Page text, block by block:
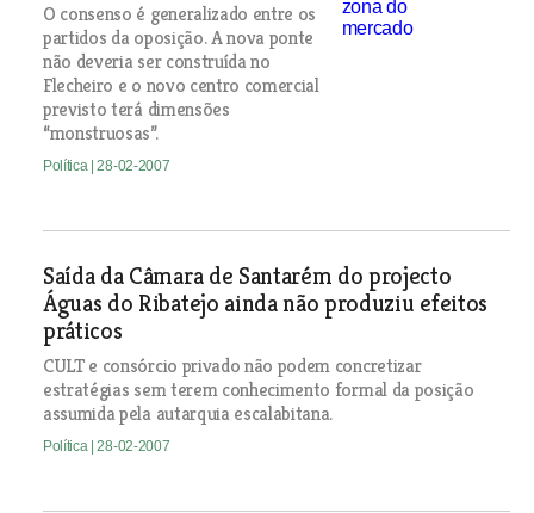
O consenso é generalizado entre os
partidos da oposição. A nova ponte
não deveria ser construída no
Flecheiro e o novo centro comercial
previsto terá dimensões
“monstruosas”.
Política | 28-02-2007
Saída da Câmara de Santarém do projecto
Águas do Ribatejo ainda não produziu efeitos
práticos
CULT e consórcio privado não podem concretizar
estratégias sem terem conhecimento formal da posição
assumida pela autarquia escalabitana.
Política | 28-02-2007